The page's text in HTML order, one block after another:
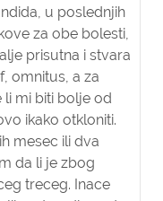
u poslednjih
za obe bolesti,
prisutna i stvara
omnitus, a za
mi biti bolje od
ikako otkloniti.
mesec ili dva
da li je zbog
treceg. Inace